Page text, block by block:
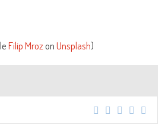
Filip MrozonUnsplash)